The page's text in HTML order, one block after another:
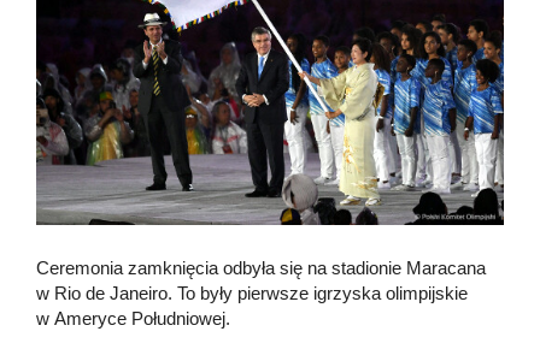
Ceremonia zamknięcia odbyła się na stadionie Maracana
w Rio de Janeiro. To były pierwsze igrzyska olimpijskie
w Ameryce Południowej.